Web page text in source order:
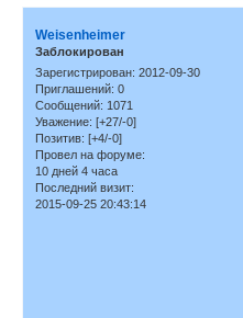
Weisenheimer
Заблокирован
Зарегистрирован: 2012-09-30
Приглашений: 0
Сообщений: 1071
Уважение: [+27/-0]
Позитив: [+4/-0]
Провел на форуме:
10 дней 4 часа
Последний визит:
2015-09-25 20:43:14